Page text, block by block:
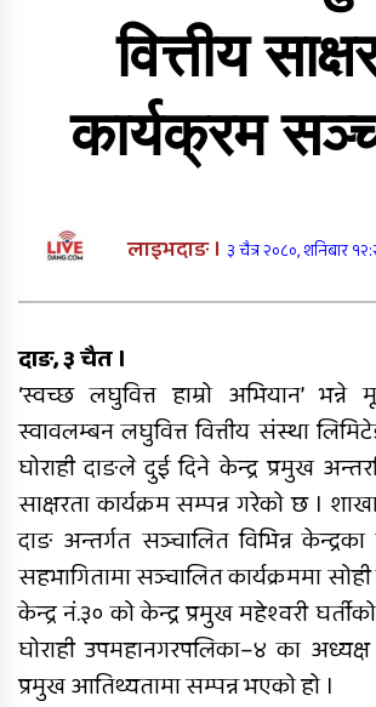
शिक्षक
रेडक्रस शिक्षक
रोकथामबारे
तीन दिनदेखि बेपत्ता
तुलसीपुर
तुलसीपरमा दुग्ध
कार्यसमिति चयन
बबईमा निःशुल्क
सयभन्दा बढीले लिए
वित्तीय
कार्यक्रम
लाइभदाङ । ३ चैत्र २०८०, शनिबार
दाङ, ३ चैत ।
‘स्वच्छ लघुवित्त हाम्रो अभियान’
स्वावलम्बन लघुवित्त वित्तीय संस्था
घोराही दाङले दुई दिने केन्द्र प्रमुख
साक्षरता कार्यक्रम सम्पन्न गरेको छ ।
दाङ अन्तर्गत सञ्चालित विभिन्न
सहभागितामा सञ्चालित कार्यक्रममा
केन्द्र नं.३० को केन्द्र प्रमुख महेश्वरी
घोराही उपमहानगरपलिका–४ का
प्रमुख आतिथ्यतामा सम्पन्न भएको हो ।